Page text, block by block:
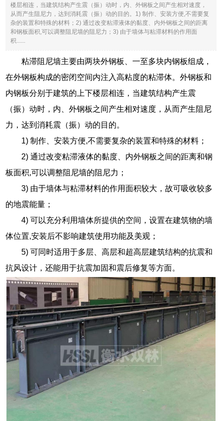
楼层相连，当建筑结构产生震（振）动时，内、外钢板之间产生相对速度，
从而产生阻尼力，达到消耗震（振）动的目的。1) 制作、安装方便,不需要复
杂的装置和特殊的材料；2) 通过改变粘滞液体的黏度、内外钢板之间的距离
和钢板面积,可以调整阻尼墙的阻尼力；3) 由于墙体与粘滞材料的作用面
积......
粘滞阻尼墙主要由两块外钢板、一至多块内钢板组成，
在外钢板构成的密闭空间内注入高粘度的粘滞体。外钢板和
内钢板分别于建筑的上下楼层相连，当建筑结构产生震
（振）动时，内、外钢板之间产生相对速度，从而产生阻尼
力，达到消耗震（振）动的目的。
1) 制作、安装方便,不需要复杂的装置和特殊的材料；
2) 通过改变粘滞液体的黏度、内外钢板之间的距离和钢
板面积,可以调整阻尼墙的阻尼力；
3) 由于墙体与粘滞材料的作用面积较大，故可吸收较多
的地震能量；
4) 可以充分利用墙体所提供的空间，设置在建筑物的墙
体位置,安装后不影响建筑使用功能及美观；
5) 可同时适用于多层、高层和超高层建筑结构的抗震和
抗风设计，还能用于抗震加固和震后修复等方面。